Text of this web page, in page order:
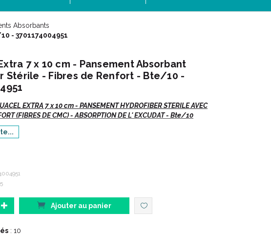
Absorbants
- 3701174004951
7 x 10 cm - Pansement Absorbant
Stérile - Fibres de Renfort - Bte/10 -
EXTRA 7 x 10 cm - PANSEMENT HYDROFIBER STERILE AVEC
(FIBRES DE CMC) - ABSORPTION DE L' EXCUDAT - Bte/10
des plaies chroniques et aiguës exsudatives, telles que
escarres (stade II-IV) et ulcères du pied diabétique.
degré.
Ajouter au panier
: 10